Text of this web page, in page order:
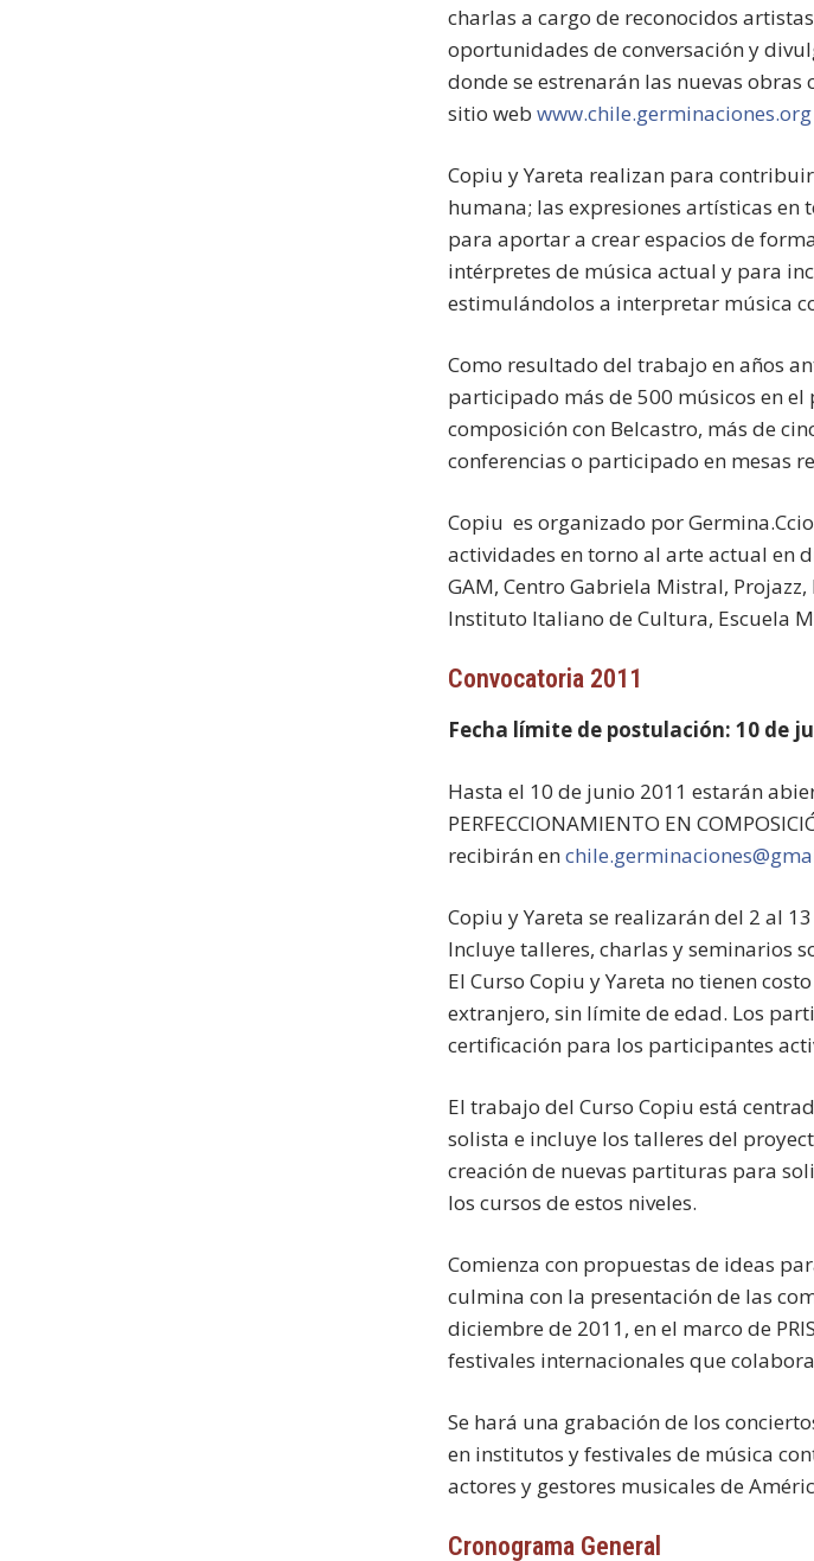
charlas a cargo de reconocidos
oportunidades de conversación y
donde se estrenarán las nuevas obras
sitio webwww.chile.germinaciones.org
Copiu y Yareta realizan para
humana; las expresiones artísticas
para aportar a crear espacios de
intérpretes de música actual y para
estimulándolos a interpretar música
Como resultado del trabajo en años
participado más de 500 músicos en el
composición con Belcastro, más de
conferencias o participado en mesas
Copiu es organizado por
actividades en torno al arte actual en
GAM, Centro Gabriela Mistral,
Instituto Italiano de Cultura, Escuela
Convocatoria 2011
Fecha límite de postulación: 10 de
Hasta el 10 de junio 2011 estarán
PERFECCIONAMIENTO EN
recibirán en
Copiu y Yareta se realizarán del 2 al
Incluye talleres, charlas y seminarios
El Curso Copiu y Yareta no tienen
extranjero, sin límite de edad. Los
certificación para los participantes
El trabajo del Curso Copiu está
solista e incluye los talleres del
creación de nuevas partituras para
los cursos de estos niveles.
Comienza con propuestas de ideas
culmina con la presentación de las
diciembre de 2011, en el marco de
festivales internacionales que
Se hará una grabación de los
en institutos y festivales de música
actores y gestores musicales de
Cronograma General